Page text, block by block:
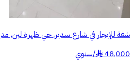
شقة للإيجار في شارع سدير, حي ظهرة لبن,
48,000
§
/سنوي